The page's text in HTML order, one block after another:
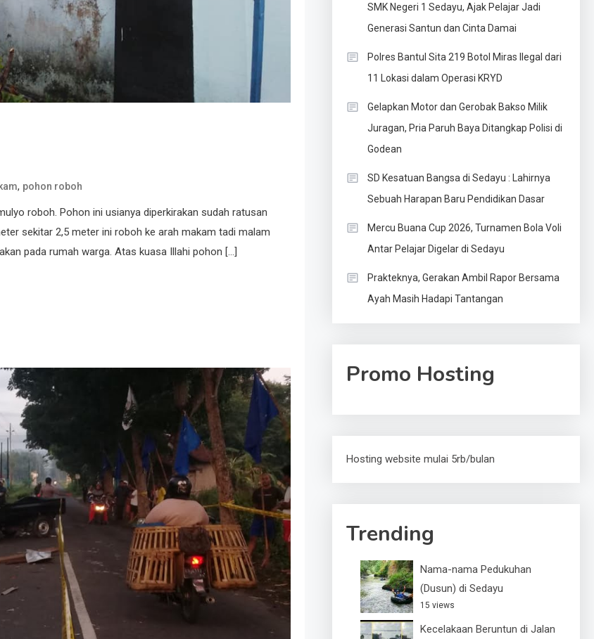
, pohon roboh
roboh. Pohon ini usianya diperkirakan sudah ratusan
sekitar 2,5 meter ini roboh ke arah makam tadi malam
pada rumah warga. Atas kuasa Illahi pohon […]
SMK Negeri 1 Sedayu, Ajak Pelajar Jadi
Generasi Santun dan Cinta Damai
Polres Bantul Sita 219 Botol Miras Ilegal dari
11 Lokasi dalam Operasi KRYD
Gelapkan Motor dan Gerobak Bakso Milik
Juragan, Pria Paruh Baya Ditangkap Polisi di
Godean
SD Kesatuan Bangsa di Sedayu : Lahirnya
Sebuah Harapan Baru Pendidikan Dasar
Mercu Buana Cup 2026, Turnamen Bola Voli
Antar Pelajar Digelar di Sedayu
Prakteknya, Gerakan Ambil Rapor Bersama
Ayah Masih Hadapi Tantangan
Promo Hosting
Hosting website mulai 5rb/bulan
Trending
Nama-nama Pedukuhan
(Dusun) di Sedayu
15 views
Kecelakaan Beruntun di Jalan